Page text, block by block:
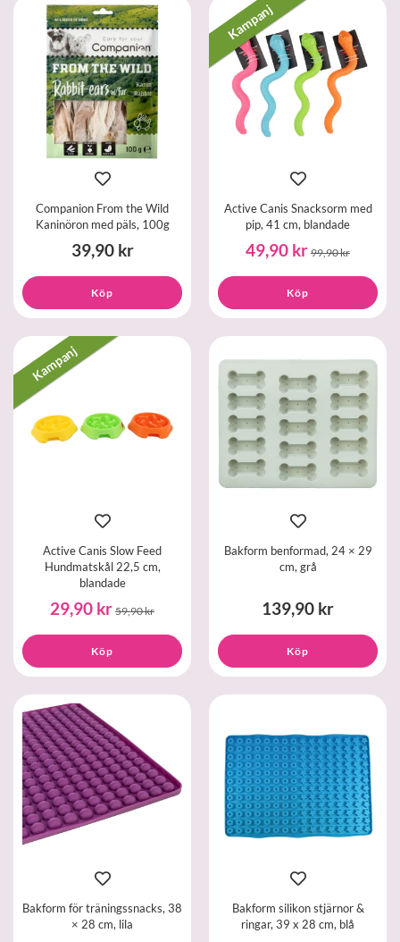
Companion From the Wild
Kaninöron med päls, 100g
39,90 kr
Köp
Kampanj
Active Canis Snacksorm med
pip, 41 cm, blandade
49,90 kr 99,90 kr
Köp
Kampanj
Active Canis Slow Feed
Hundmatskål 22,5 cm,
blandade
29,90 kr 59,90 kr
Köp
Bakform benformad, 24 × 29
cm, grå
139,90 kr
Köp
Bakform för träningssnacks, 38
× 28 cm, lila
Bakform silikon stjärnor &
ringar, 39 x 28 cm, blå